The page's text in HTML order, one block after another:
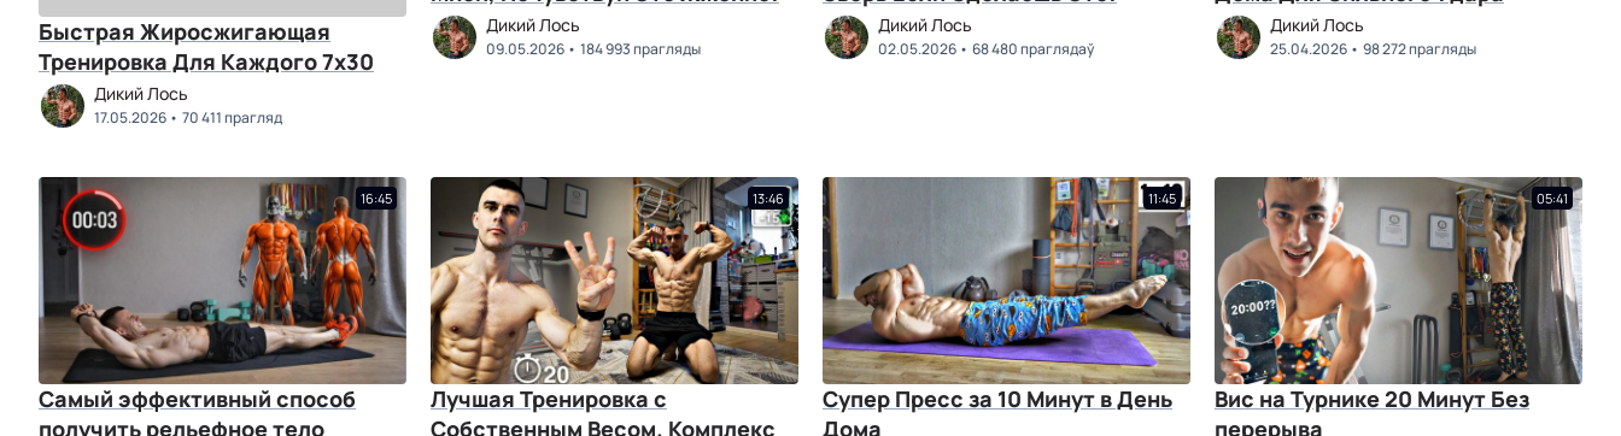
Быстрая Жиросжигающая
Тренировка Для Каждого 7х30
Дикий Лось
17.05.2026 70 411 прагляд
Дикий Лось
09.05.2026 184 993 прагляды
Дикий Лось
02.05.2026 68 480 праглядаў
Дикий Лось
25.04.2026 98 272 прагляды
16:45
Самый эффективный способ
получить рельефное тело
13:46
Лучшая Тренировка с
Собственным Весом. Комплекс
11:45
Супер Пресс за 10 Минут в День
Дома
05:41
Вис на Турнике 20 Минут Без
перерыва